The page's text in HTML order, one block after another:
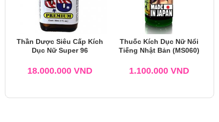
Thần Dược Siêu Cấp Kích
Dục Nữ Super 96
18.000.000 VND
Thuốc Kích Dục Nữ Nổi
Tiếng Nhật Bản (MS060)
1.100.000 VND